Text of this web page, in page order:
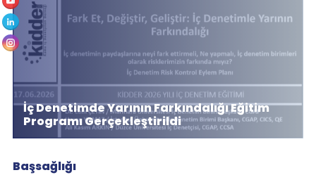
İç Denetimde Yarının Farkındalığı Eğitim
Programı Gerçekleştirildi
Başsağlığı